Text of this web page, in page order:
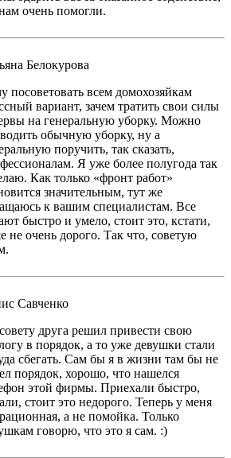
очень помогли.
Белокурова
посоветовать всем домохозяйкам
вариант, зачем тратить свои силы
на генеральную уборку. Можно
обычную уборку, ну а
поручить, так сказать,
Я уже более полугода так
Как только «фронт работ»
значительным, тут же
к вашим специалистам. Все
быстро и умело, стоит это, кстати,
не очень дорого. Так что, советую
Савченко
друга решил привести свою
в порядок, а то уже девушки стали
сбегать. Сам бы я в жизни там бы не
порядок, хорошо, что нашелся
этой фирмы. Приехали быстро,
стоит это недорого. Теперь у меня
а не помойка. Только
говорю, что это я сам. :)